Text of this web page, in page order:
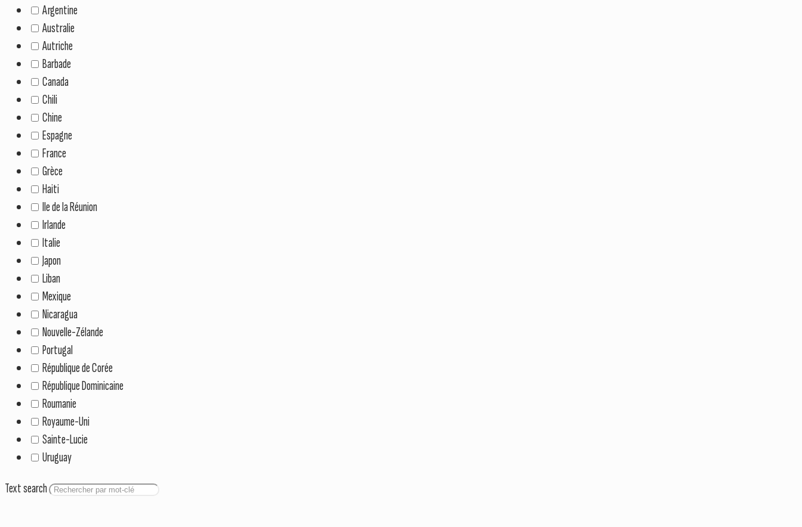
Argentine
Australie
Autriche
Barbade
Canada
Chili
Chine
Espagne
France
Grèce
Haiti
Ile de la Réunion
Irlande
Italie
Japon
Liban
Mexique
Nicaragua
Nouvelle-Zélande
Portugal
République de Corée
République Dominicaine
Roumanie
Royaume-Uni
Sainte-Lucie
Uruguay
Text search